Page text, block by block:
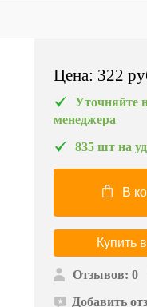
Цена: 322
Уточняйте
менеджера
835 шт на
В
Купить
Отзывов: 0
Добавить